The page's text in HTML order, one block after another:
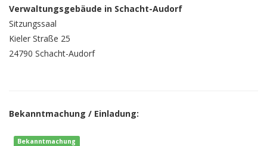
Verwaltungsgebäude in Schacht-Audorf
Sitzungssaal
Kieler Straße 25
24790 Schacht-Audorf
Bekanntmachung / Einladung:
Bekanntmachung